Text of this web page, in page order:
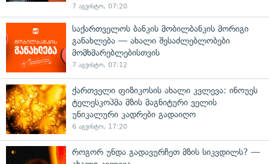
7 აგვისტო, 07:20
საქართველოს ბანკის მობილბანკის მორიგი
განახლება — ახალი შესაძლებლობები
მომხმარებლებისთვის
7 აგვისტო, 07:12
ქართველი ფიზიკოსის ახალი კვლევა: ინოუეს
ტელესკოპმა მზის მაგნიტური ველის
უნიკალური კადრები გადაიღო
6 აგვისტო, 17:20
როგორ უნდა გადავურჩეთ მზის სიკვდილს? —